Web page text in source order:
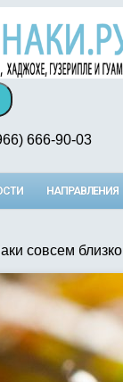
666-90-03
НАПРАВЛЕНИЯ
совсем близко